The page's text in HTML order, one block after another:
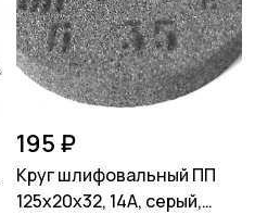
195 ₽
Круг шлифовальный ПП
125х20х32, 14А, серый,